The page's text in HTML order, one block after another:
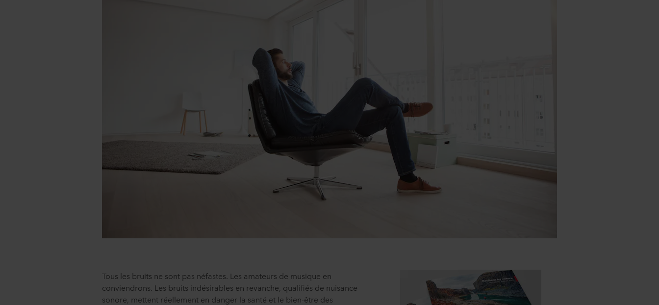
Tous les bruits ne sont pas néfastes. Les amateurs de musique en
conviendrons. Les bruits indésirables en revanche, qualifiés de nuisance
sonore, mettent réellement en danger la santé et le bien-être des